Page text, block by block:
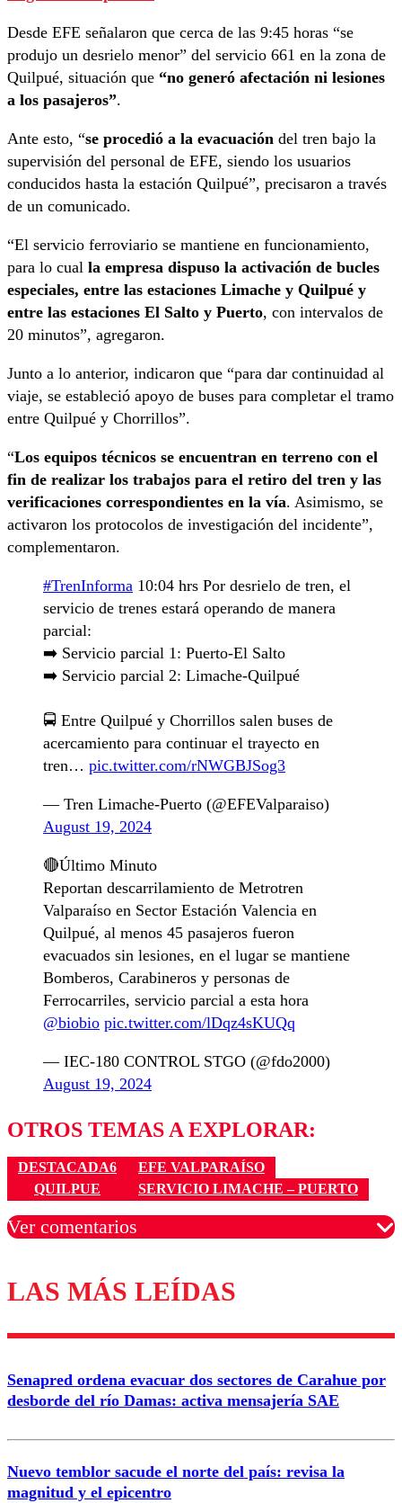
Desde EFE señalaron que cerca de las 9:45 horas “se
produjo un desrielo menor” del servicio 661 en la zona de
Quilpué, situación que “no generó afectación ni lesiones
a los pasajeros”.
Ante esto, “se procedió a la evacuación del tren bajo la
supervisión del personal de EFE, siendo los usuarios
conducidos hasta la estación Quilpué”, precisaron a través
de un comunicado.
“El servicio ferroviario se mantiene en funcionamiento,
para lo cual la empresa dispuso la activación de bucles
especiales, entre las estaciones Limache y Quilpué y
entre las estaciones El Salto y Puerto, con intervalos de
20 minutos”, agregaron.
Junto a lo anterior, indicaron que “para dar continuidad al
viaje, se estableció apoyo de buses para completar el tramo
entre Quilpué y Chorrillos”.
“Los equipos técnicos se encuentran en terreno con el
fin de realizar los trabajos para el retiro del tren y las
verificaciones correspondientes en la vía. Asimismo, se
activaron los protocolos de investigación del incidente”,
complementaron.
#TrenInforma 10:04 hrs Por desrielo de tren, el
servicio de trenes estará operando de manera
parcial:
➡️ Servicio parcial 1: Puerto-El Salto
➡️ Servicio parcial 2: Limache-Quilpué
🚍 Entre Quilpué y Chorrillos salen buses de
acercamiento para continuar el trayecto en
tren… pic.twitter.com/rNWGBJSog3
— Tren Limache-Puerto (@EFEValparaiso)
August 19, 2024
🔴Último Minuto
Reportan descarrilamiento de Metrotren
Valparaíso en Sector Estación Valencia en
Quilpué, al menos 45 pasajeros fueron
evacuados sin lesiones, en el lugar se mantiene
Bomberos, Carabineros y personas de
Ferrocarriles, servicio parcial a esta hora
@biobio pic.twitter.com/lDqz4sKUQq
— IEC-180 CONTROL STGO (@fdo2000)
August 19, 2024
OTROS TEMAS A EXPLORAR:
DESTACADA6
EFE VALPARAÍSO
QUILPUE
SERVICIO LIMACHE – PUERTO
Ver comentarios
Los comentarios son moderados para garantizar un
diálogo respetuoso.
Nombre
Correo
LAS MÁS LEÍDAS
Senapred ordena evacuar dos sectores de Carahue por
desborde del río Damas: activa mensajería SAE
Nuevo temblor sacude el norte del país: revisa la
magnitud y el epicentro